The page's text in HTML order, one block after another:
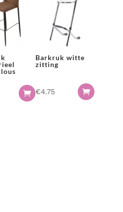

Barkruk witte
zitting
€4.75 